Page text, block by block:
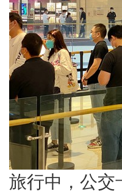
旅行中，公交